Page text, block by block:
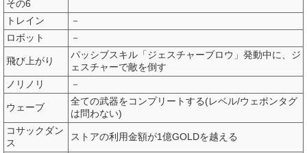
その6
トレイン
－
ロボット
－
飛び上がり
パッシブスキル「ジェスチャーブロウ」発動中に、ジ
ェスチャーで敵を倒す
ノリノリ
－
ウェーブ
全ての武器をコンプリートする(レベル/ウェポンタグ
は問わない)
コサックダン
ス
ストアの利用金額が1億GOLDを越える